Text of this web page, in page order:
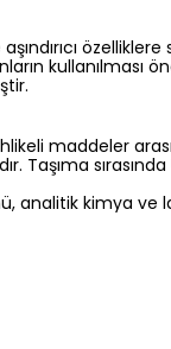
kullanılması
maddeler
Taşıma
analitik kimya ve